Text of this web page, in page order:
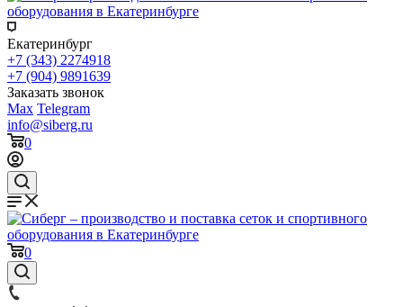
Екатеринбург
+7 (343) 2274918
+7 (904) 9891639
Заказать звонок
Max Telegram
info@siberg.ru
0
0